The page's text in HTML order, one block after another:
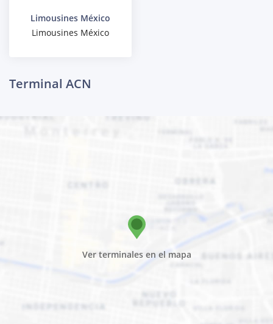
Limousines México
Limousines México
Terminal ACN
Ver terminales en el mapa